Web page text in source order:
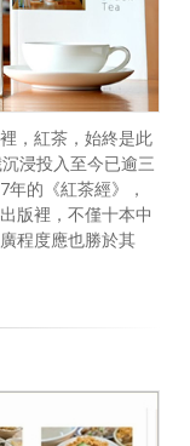
，紅茶，始終是此
浸投入至今已逾三
的《紅茶經》，
版裡，不僅十本中
程度應也勝於其